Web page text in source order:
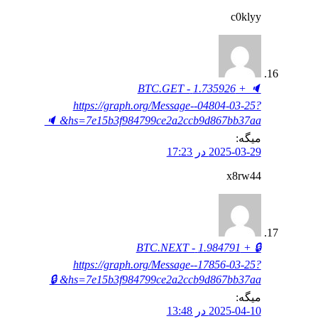
c0klyy
🔈 + 1.735926 BTC.GET -
https://graph.org/Message--04804-03-25?
hs=7e15b3f984799ce2a2ccb9d867bb37aa& 🔈
میگه:
2025-03-29 در 17:23
x8rw44
🔒 + 1.984791 BTC.NEXT -
https://graph.org/Message--17856-03-25?
hs=7e15b3f984799ce2a2ccb9d867bb37aa& 🔒
میگه:
2025-04-10 در 13:48